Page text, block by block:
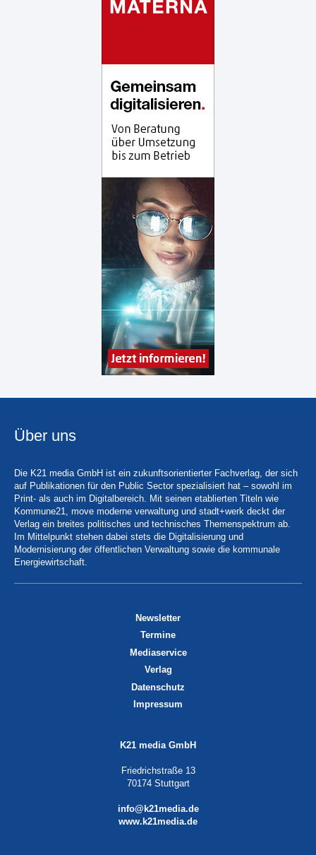
Über uns
Die K21 media GmbH ist ein zukunftsorientierter Fachverlag, der sich
auf Publikationen für den Public Sector spezialisiert hat – sowohl im
Print- als auch im Digitalbereich. Mit seinen etablierten Titeln wie
Kommune21, move moderne verwaltung und stadt+werk deckt der
Verlag ein breites politisches und technisches Themenspektrum ab.
Im Mittelpunkt stehen dabei stets die Digitalisierung und
Modernisierung der öffentlichen Verwaltung sowie die kommunale
Energiewirtschaft.
Newsletter
Termine
Mediaservice
Verlag
Datenschutz
Impressum
K21 media GmbH
Friedrichstraße 13
70174 Stuttgart
info@k21media.de
www.k21media.de